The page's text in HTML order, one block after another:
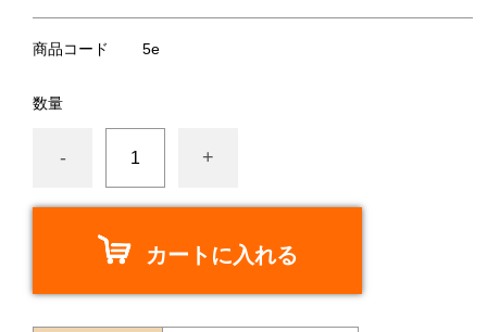
ネコポス対応商品
商品コード 5e
数量
- +
カートに入れる